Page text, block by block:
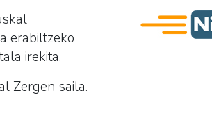
erabiltzeko
irekita.
Zergen saila.